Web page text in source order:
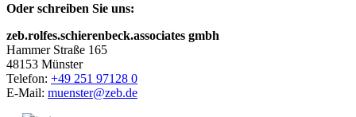
Oder schreiben Sie uns:
zeb.rolfes.schierenbeck.associates gmbh
Hammer Straße 165
48153 Münster
Telefon: +49 251 97128 0
E-Mail: muenster@zeb.de